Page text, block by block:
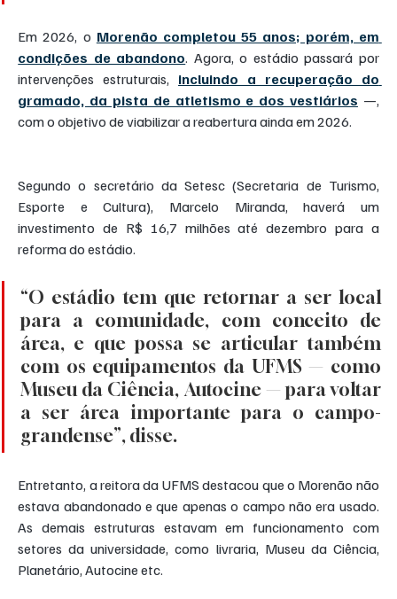
Em 2026, o Morenão completou 55 anos; porém, em
condições de abandono. Agora, o estádio passará por
intervenções estruturais, incluindo a recuperação do
gramado, da pista de atletismo e dos vestiários —,
com o objetivo de viabilizar a reabertura ainda em 2026.
Segundo o secretário da Setesc (Secretaria de Turismo,
Esporte e Cultura), Marcelo Miranda, haverá um
investimento de R$ 16,7 milhões até dezembro para a
reforma do estádio.
“O estádio tem que retornar a ser local
para a comunidade, com conceito de
área, e que possa se articular também
com os equipamentos da UFMS — como
Museu da Ciência, Autocine — para voltar
a ser área importante para o campo-
grandense”, disse.
Entretanto, a reitora da UFMS destacou que o Morenão não
estava abandonado e que apenas o campo não era usado.
As demais estruturas estavam em funcionamento com
setores da universidade, como livraria, Museu da Ciência,
Planetário, Autocine etc.